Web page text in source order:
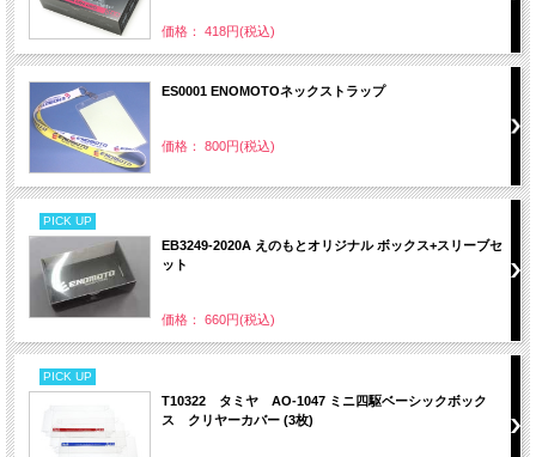
価格： 418円(税込)
ES0001 ENOMOTOネックストラップ
価格： 800円(税込)
PICK UP
EB3249-2020A えのもとオリジナル ボックス+スリーブセ
ット
価格： 660円(税込)
PICK UP
T10322 タミヤ AO-1047 ミニ四駆ベーシックボック
ス クリヤーカバー (3枚)